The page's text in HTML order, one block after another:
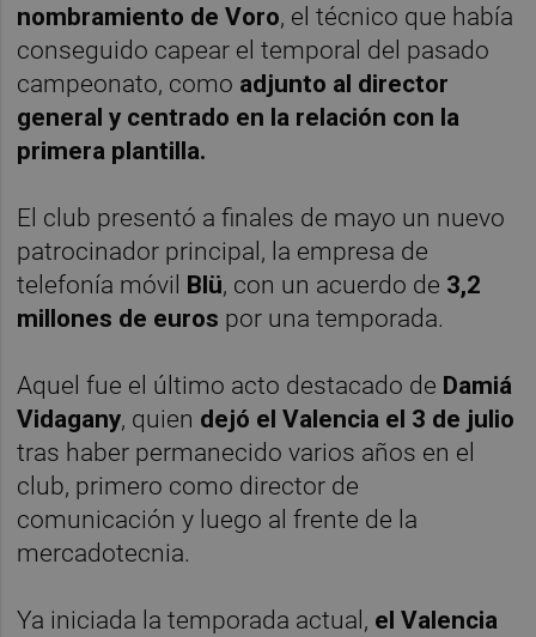
nombramiento de Voro, el técnico que había
conseguido capear el temporal del pasado
campeonato, como adjunto al director
general y centrado en la relación con la
primera plantilla.
El club presentó a finales de mayo un nuevo
patrocinador principal, la empresa de
telefonía móvil Blü, con un acuerdo de 3,2
millones de euros por una temporada.
Aquel fue el último acto destacado de Damiá
Vidagany, quien dejó el Valencia el 3 de julio
tras haber permanecido varios años en el
club, primero como director de
comunicación y luego al frente de la
mercadotecnia.
Ya iniciada la temporada actual, el Valencia